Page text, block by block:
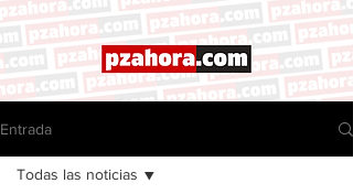
Entrada
Todas las noticias